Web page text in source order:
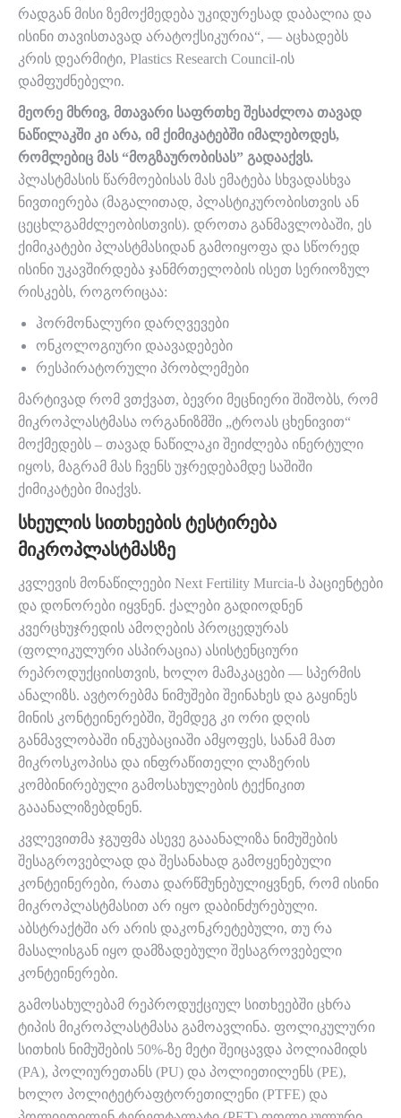
რადგან მისი ზემოქმედება უკიდურესად დაბალია და
ისინი თავისთავად არატოქსიკურია“, — აცხადებს
კრის დეარმიტი, Plastics Research Council-ის
დამფუძნებელი.
მეორე მხრივ, მთავარი საფრთხე შესაძლოა თავად
ნაწილაკში კი არა, იმ ქიმიკატებში იმალებოდეს,
რომლებიც მას “მოგზაურობისას” გადააქვს.
პლასტმასის წარმოებისას მას ემატება სხვადასხვა
ნივთიერება (მაგალითად, პლასტიკურობისთვის ან
ცეცხლგამძლეობისთვის). დროთა განმავლობაში, ეს
ქიმიკატები პლასტმასიდან გამოიყოფა და სწორედ
ისინი უკავშირდება ჯანმრთელობის ისეთ სერიოზულ
რისკებს, როგორიცაა:
ჰორმონალური დარღვევები
ონკოლოგიური დაავადებები
რესპირატორული პრობლემები
მარტივად რომ ვთქვათ, ბევრი მეცნიერი შიშობს, რომ
მიკროპლასტმასა ორგანიზმში „ტროას ცხენივით“
მოქმედებს – თავად ნაწილაკი შეიძლება ინერტული
იყოს, მაგრამ მას ჩვენს უჯრედებამდე საშიში
ქიმიკატები მიაქვს.
ᲡᲮᲔᲣᲚᲘᲡ ᲡᲘᲗᲮᲔᲔᲑᲘᲡ ᲢᲔᲡᲢᲘᲠᲔᲑᲐ
ᲛᲘᲙᲠᲝᲞᲚᲐᲡᲢᲛᲐᲡᲖᲔ
კვლევის მონაწილეები Next Fertility Murcia-ს პაციენტები
და დონორები იყვნენ. ქალები გადიოდნენ
კვერცხუჯრედის ამოღების პროცედურას
(ფოლიკულური ასპირაცია) ასისტენციური
რეპროდუქციისთვის, ხოლო მამაკაცები — სპერმის
ანალიზს. ავტორებმა ნიმუშები შეინახეს და გაყინეს
მინის კონტეინერებში, შემდეგ კი ორი დღის
განმავლობაში ინკუბაციაში ამყოფეს, სანამ მათ
მიკროსკოპისა და ინფრაწითელი ლაზერის
კომბინირებული გამოსახულების ტექნიკით
გააანალიზებდნენ.
კვლევითმა ჯგუფმა ასევე გააანალიზა ნიმუშების
შესაგროვებლად და შესანახად გამოყენებული
კონტეინერები, რათა დარწმუნებულიყვნენ, რომ ისინი
მიკროპლასტმასით არ იყო დაბინძურებული.
აბსტრაქტში არ არის დაკონკრეტებული, თუ რა
მასალისგან იყო დამზადებული შესაგროვებელი
კონტეინერები.
გამოსახულებამ რეპროდუქციულ სითხეებში ცხრა
ტიპის მიკროპლასტმასა გამოავლინა. ფოლიკულური
სითხის ნიმუშების 50%-ზე მეტი შეიცავდა პოლიამიდს
(PA), პოლიურეთანს (PU) და პოლიეთილენს (PE),
ხოლო პოლიტეტრაფტორეთილენი (PTFE) და